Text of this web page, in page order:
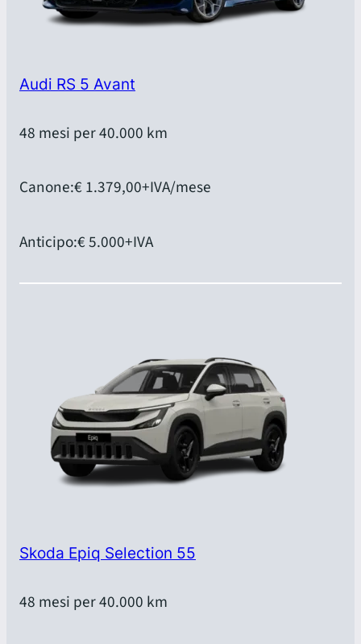
Audi RS 5 Avant
48 mesi per 40.000 km
Canone:€ 1.379,00+IVA/mese
Anticipo:€ 5.000+IVA
Skoda Epiq Selection 55
48 mesi per 40.000 km